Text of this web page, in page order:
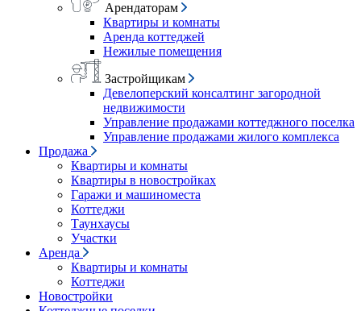
Арендаторам
Квартиры и комнаты
Аренда коттеджей
Нежилые помещения
Застройщикам
Девелоперский консалтинг загородной
недвижимости
Управление продажами коттеджного поселка
Управление продажами жилого комплекса
Продажа
Квартиры и комнаты
Квартиры в новостройках
Гаражи и машиноместа
Коттеджи
Таунхаусы
Участки
Аренда
Квартиры и комнаты
Коттеджи
Новостройки